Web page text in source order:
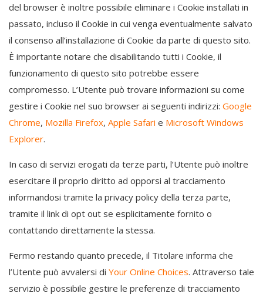
del browser è inoltre possibile eliminare i Cookie installati in
passato, incluso il Cookie in cui venga eventualmente salvato
il consenso all’installazione di Cookie da parte di questo sito.
È importante notare che disabilitando tutti i Cookie, il
funzionamento di questo sito potrebbe essere
compromesso. L’Utente può trovare informazioni su come
gestire i Cookie nel suo browser ai seguenti indirizzi: Google
Chrome, Mozilla Firefox, Apple Safari e Microsoft Windows
Explorer.
In caso di servizi erogati da terze parti, l’Utente può inoltre
esercitare il proprio diritto ad opporsi al tracciamento
informandosi tramite la privacy policy della terza parte,
tramite il link di opt out se esplicitamente fornito o
contattando direttamente la stessa.
Fermo restando quanto precede, il Titolare informa che
l’Utente può avvalersi di Your Online Choices. Attraverso tale
servizio è possibile gestire le preferenze di tracciamento